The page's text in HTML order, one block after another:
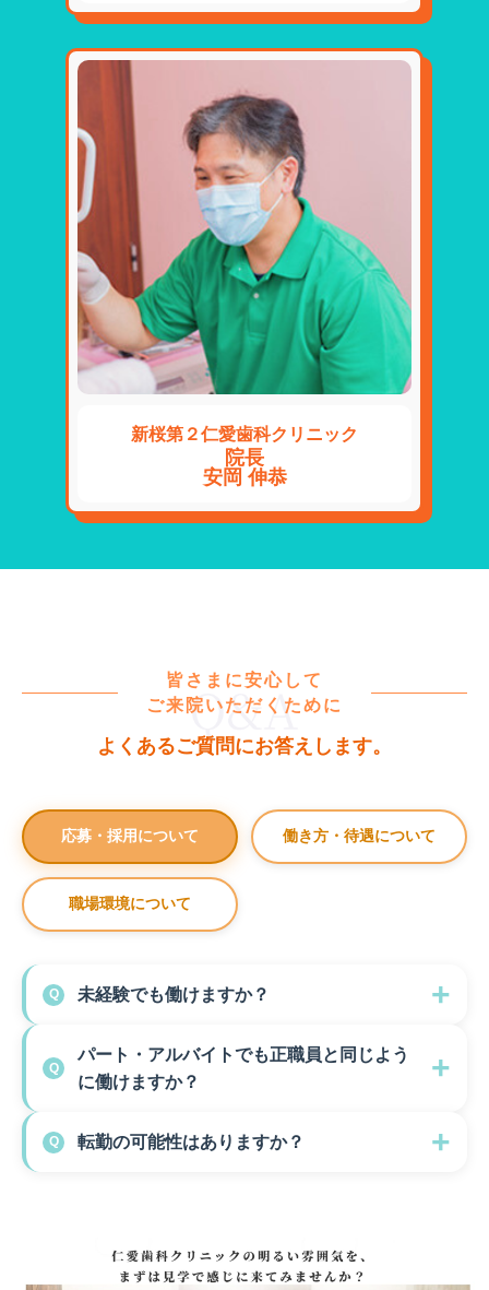
新桜第２仁愛歯科クリニック
院長
安岡 伸恭
皆さまに安心して
ご来院いただくために
よくあるご質問にお答えします。
応募・採用について 働き方・待遇について
職場環境について
Q 未経験でも働けますか？
Q
パート・アルバイトでも正職員と同じよう
に働けますか？
Q 転勤の可能性はありますか？